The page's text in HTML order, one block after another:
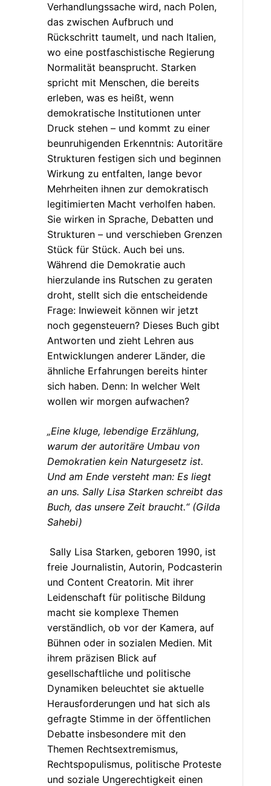
Verhandlungssache wird, nach Polen,
das zwischen Aufbruch und
Rückschritt taumelt, und nach Italien,
wo eine postfaschistische Regierung
Normalität beansprucht. Starken
spricht mit Menschen, die bereits
erleben, was es heißt, wenn
demokratische Institutionen unter
Druck stehen – und kommt zu einer
beunruhigenden Erkenntnis: Autoritäre
Strukturen festigen sich und beginnen
Wirkung zu entfalten, lange bevor
Mehrheiten ihnen zur demokratisch
legitimierten Macht verholfen haben.
Sie wirken in Sprache, Debatten und
Strukturen – und verschieben Grenzen
Stück für Stück. Auch bei uns.
Während die Demokratie auch
hierzulande ins Rutschen zu geraten
droht, stellt sich die entscheidende
Frage: Inwieweit können wir jetzt
noch gegensteuern? Dieses Buch gibt
Antworten und zieht Lehren aus
Entwicklungen anderer Länder, die
ähnliche Erfahrungen bereits hinter
sich haben. Denn: In welcher Welt
wollen wir morgen aufwachen?
„Eine kluge, lebendige Erzählung,
warum der autoritäre Umbau von
Demokratien kein Naturgesetz ist.
Und am Ende versteht man: Es liegt
an uns. Sally Lisa Starken schreibt das
Buch, das unsere Zeit braucht.“ (Gilda
Sahebi)
Sally Lisa Starken, geboren 1990, ist
freie Journalistin, Autorin, Podcasterin
und Content Creatorin. Mit ihrer
Leidenschaft für politische Bildung
macht sie komplexe Themen
verständlich, ob vor der Kamera, auf
Bühnen oder in sozialen Medien. Mit
ihrem präzisen Blick auf
gesellschaftliche und politische
Dynamiken beleuchtet sie aktuelle
Herausforderungen und hat sich als
gefragte Stimme in der öffentlichen
Debatte insbesondere mit den
Themen Rechtsextremismus,
Rechtspopulismus, politische Proteste
und soziale Ungerechtigkeit einen